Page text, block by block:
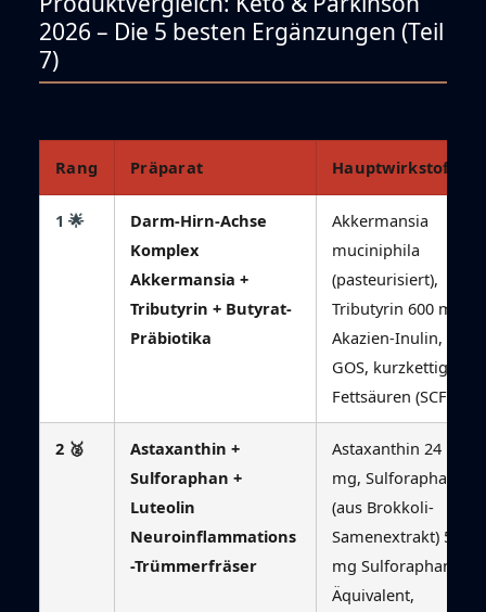
2026 – Die 5 besten Ergänzungen (Teil
7)
Rang Präparat Hauptwirkstoffe
1 🌟
Darm-Hirn-Achse
Komplex
Akkermansia +
Tributyrin + Butyrat-
Präbiotika
Akkermansia
muciniphila
(pasteurisiert),
Tributyrin 600 mg,
Akazien-Inulin,
GOS, kurzkettige
Fettsäuren (SCFA)
2 🥈
Astaxanthin +
Sulforaphan +
Luteolin
Neuroinflammations
-Trümmerfräser
Astaxanthin 24
mg, Sulforaphan
(aus Brokkoli-
Samenextrakt) 50
mg Sulforaphan-
Äquivalent,